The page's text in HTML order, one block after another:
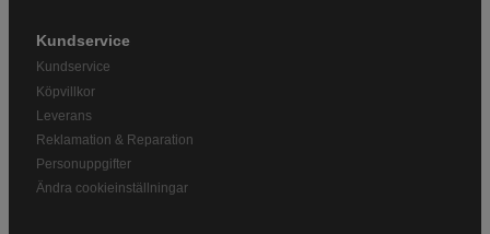
Kundservice
Kundservice
Köpvillkor
Leverans
Reklamation & Reparation
Personuppgifter
Ändra cookieinställningar